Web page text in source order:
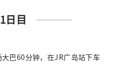
1日目
大巴60分钟，在JR广岛站下车